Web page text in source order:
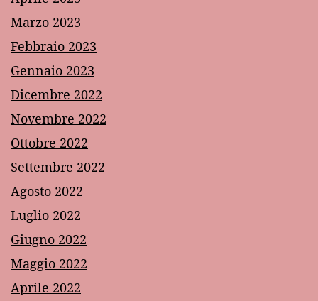
Marzo 2023
Febbraio 2023
Gennaio 2023
Dicembre 2022
Novembre 2022
Ottobre 2022
Settembre 2022
Agosto 2022
Luglio 2022
Giugno 2022
Maggio 2022
Aprile 2022